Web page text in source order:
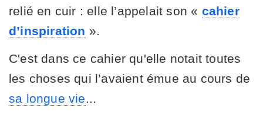
relié en cuir : elle l’appelait son « cahier
d’inspiration ».
C'est dans ce cahier qu'elle notait toutes
les choses qui l’avaient émue au cours de
sa longue vie